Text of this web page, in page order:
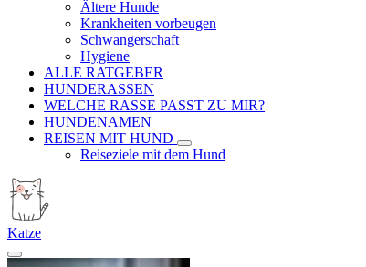
Ältere Hunde
Krankheiten vorbeugen
Schwangerschaft
Hygiene
ALLE RATGEBER
HUNDERASSEN
WELCHE RASSE PASST ZU MIR?
HUNDENAMEN
REISEN MIT HUND
Reiseziele mit dem Hund
Katze